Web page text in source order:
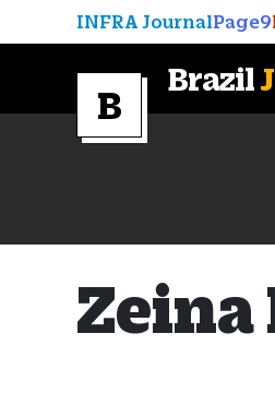
INFRA JournalPage9
Brazil